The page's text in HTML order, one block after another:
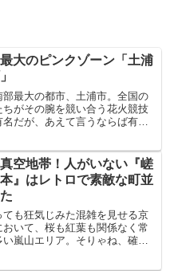
大のピンクゾーン「土浦
部最大の都市、土浦市。全国の
ちがその腕を競い合う花火競技
だが、あえて言うならば有名
いうことになるのだが、今回は
の歓楽街を歩くた...
空地帯！人がいない『嵯
』はレトロで素敵な町並
ても狂気じみた混雑を見せる京
おいて、桜も紅葉も関係なく常
嵐山エリア。そりゃね、確か